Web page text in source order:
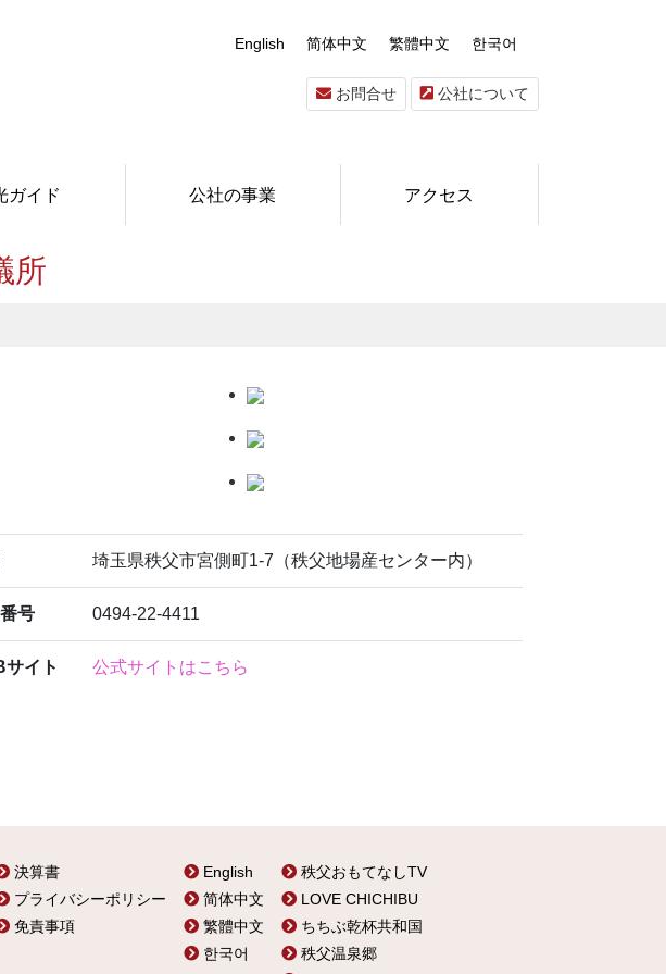
English 简体中文 繁體中文 한국어
お問合せ 公社について
ガイド 公社の事業 アクセス
所
埼玉県秩父市宮側町1-7（秩父地場産センター内）
号 0494-22-4411
サイト 公式サイトはこちら
決算書
プライバシーポリシー
免責事項
English
简体中文
繁體中文
한국어
秩父おもてなしTV
LOVE CHICHIBU
ちちぶ乾杯共和国
秩父温泉郷